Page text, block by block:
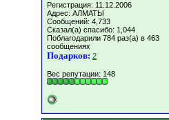
Регистрация: 11.12.2006
Адрес: АЛМАТЫ
Сообщений: 4,733
Сказал(а) спасибо: 1,044
Поблагодарили 784 раз(а) в 463
сообщениях
Подарков: 2
Вес репутации: 148